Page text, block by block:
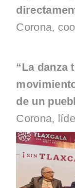
Corona,
“La danza
de un
Corona,